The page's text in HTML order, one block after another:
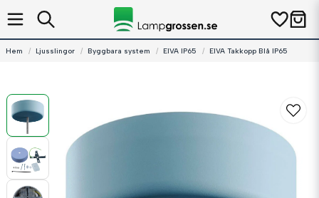
Hem Ljusslingor Byggbara system EIVA IP65 EIVA Takkopp Blå IP65